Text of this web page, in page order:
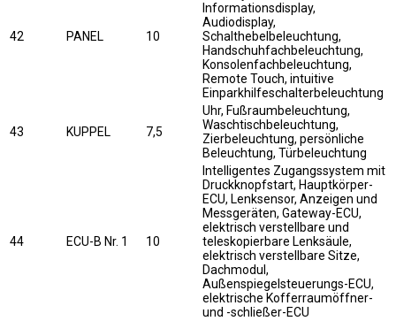
42 PANEL 10
Informationsdisplay,
Audiodisplay,
Schalthebelbeleuchtung,
Handschuhfachbeleuchtung,
Konsolenfachbeleuchtung,
Remote Touch, intuitive
Einparkhilfeschalterbeleuchtung
43 KUPPEL 7,5
Uhr, Fußraumbeleuchtung,
Waschtischbeleuchtung,
Zierbeleuchtung, persönliche
Beleuchtung, Türbeleuchtung
44 ECU-B Nr. 1 10
Intelligentes Zugangssystem mit
Druckknopfstart, Hauptkörper-
ECU, Lenksensor, Anzeigen und
Messgeräten, Gateway-ECU,
elektrisch verstellbare und
teleskopierbare Lenksäule,
elektrisch verstellbare Sitze,
Dachmodul,
Außenspiegelsteuerungs-ECU,
elektrische Kofferraumöffner-
und -schließer-ECU